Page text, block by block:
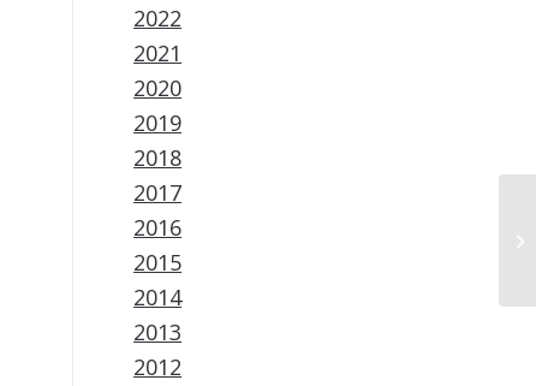
2022
2021
2020
2019
2018
2017
2016
2015
2014
2013
2012